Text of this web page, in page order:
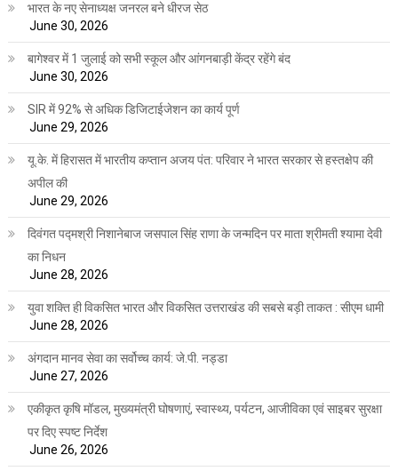
भारत के नए सेनाध्यक्ष जनरल बने धीरज सेठ
June 30, 2026
बागेश्वर में 1 जुलाई को सभी स्कूल और आंगनबाड़ी केंद्र रहेंगे बंद
June 30, 2026
SIR में 92% से अधिक डिजिटाईजेशन का कार्य पूर्ण
June 29, 2026
यू.के. में हिरासत में भारतीय कप्तान अजय पंत: परिवार ने भारत सरकार से हस्तक्षेप की
अपील की
June 29, 2026
दिवंगत पद्मश्री निशानेबाज जसपाल सिंह राणा के जन्मदिन पर माता श्रीमती श्यामा देवी
का निधन
June 28, 2026
युवा शक्ति ही विकसित भारत और विकसित उत्तराखंड की सबसे बड़ी ताकत : सीएम धामी
June 28, 2026
अंगदान मानव सेवा का सर्वोच्च कार्य: जे.पी. नड्डा
June 27, 2026
एकीकृत कृषि मॉडल, मुख्यमंत्री घोषणाएं, स्वास्थ्य, पर्यटन, आजीविका एवं साइबर सुरक्षा
पर दिए स्पष्ट निर्देश
June 26, 2026